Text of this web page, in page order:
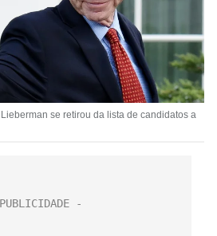
se retirou da lista de candidatos a